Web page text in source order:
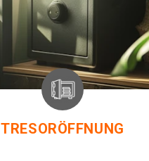
TRESORÖFFNUNG